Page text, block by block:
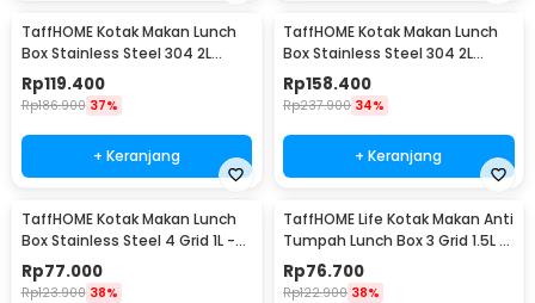
TaffHOME Kotak Makan Lunch
Box Stainless Steel 304 2L
Single Compartment - HS233
Rp119.400
Rp186.900 37%
+ Keranjang
TaffHOME Kotak Makan Lunch
Box Stainless Steel 304 2L
Triple Compartment - HS233
Rp158.400
Rp237.900 34%
+ Keranjang
TaffHOME Kotak Makan Lunch
Box Stainless Steel 4 Grid 1L -
LB0919
Rp77.000
Rp123.900 38%
TaffHOME Life Kotak Makan Anti
Tumpah Lunch Box 3 Grid 1.5L -
CPL050
Rp76.700
Rp122.900 38%